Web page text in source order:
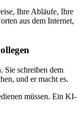
Ihre Abläufe, Ihre
aus dem Internet,
Sie schreiben dem
und er macht es.
müssen. Ein KI-